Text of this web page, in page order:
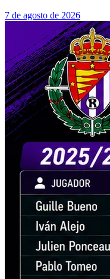
7 de agosto de 2026